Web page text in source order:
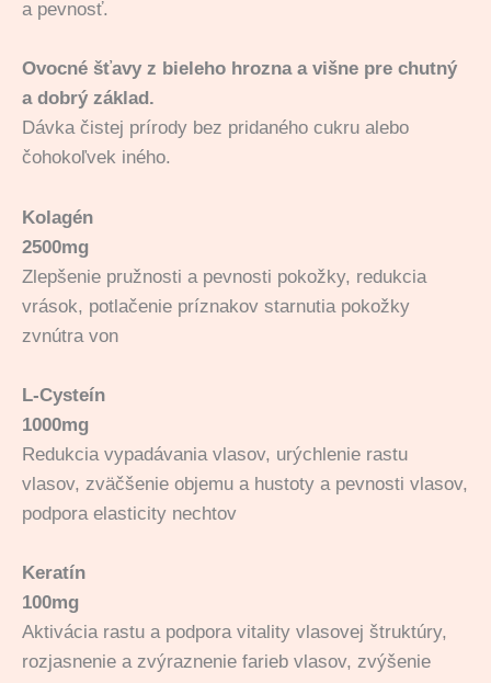
a pevnosť.
Ovocné šťavy z bieleho hrozna a višne pre chutný
a dobrý základ.
Dávka čistej prírody bez pridaného cukru alebo
čohokoľvek iného.
Kolagén
2500mg
Zlepšenie pružnosti a pevnosti pokožky, redukcia
vrások, potlačenie príznakov starnutia pokožky
zvnútra von
L-Cysteín
1000mg
Redukcia vypadávania vlasov, urýchlenie rastu
vlasov, zväčšenie objemu a hustoty a pevnosti vlasov,
podpora elasticity nechtov
Keratín
100mg
Aktivácia rastu a podpora vitality vlasovej štruktúry,
rozjasnenie a zvýraznenie farieb vlasov, zvýšenie